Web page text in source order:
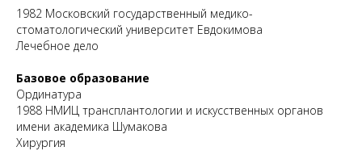
1982 Московский государственный медико-
стоматологический университет Евдокимова
Лечебное дело
Базовое образование
Ординатура
1988 НМИЦ трансплантологии и искусственных органов
имени академика Шумакова
Хирургия